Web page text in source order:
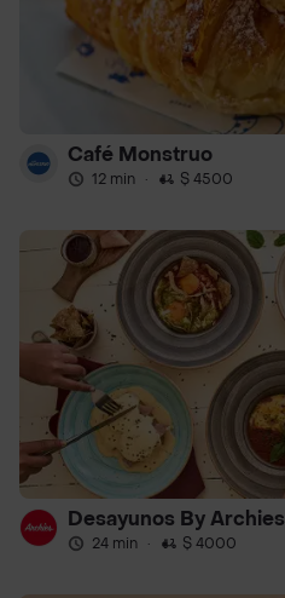
Café Monstruo
12 min · $ 4500
Desayunos By Archies
24 min · $ 4000